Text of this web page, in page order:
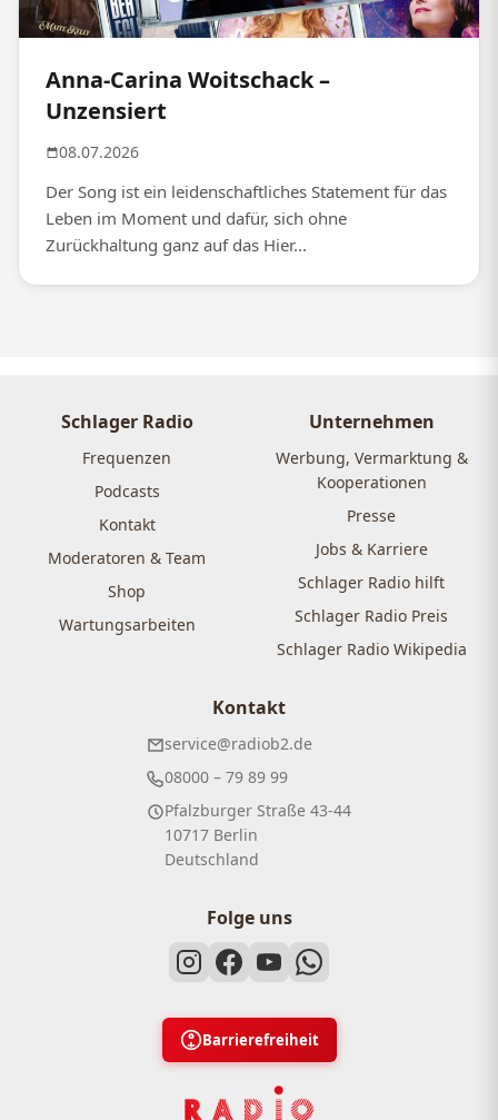
Anna-Carina Woitschack –
Unzensiert
08.07.2026
Der Song ist ein leidenschaftliches Statement für das
Leben im Moment und dafür, sich ohne
Zurückhaltung ganz auf das Hier...
Schlager Radio
Frequenzen
Podcasts
Kontakt
Moderatoren & Team
Shop
Wartungsarbeiten
Unternehmen
Werbung, Vermarktung &
Kooperationen
Presse
Jobs & Karriere
Schlager Radio hilft
Schlager Radio Preis
Schlager Radio Wikipedia
Kontakt
service@radiob2.de
08000 – 79 89 99
Pfalzburger Straße 43-44
10717 Berlin
Deutschland
Folge uns
Barrierefreiheit